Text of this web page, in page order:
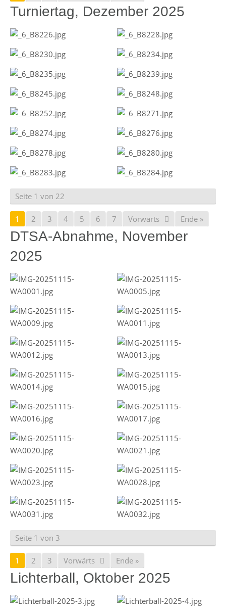
Turniertag, Dezember 2025
Seite 1 von 22
1 2 3 4 5 6 7 Vorwärts Ende »
DTSA-Abnahme, November
2025
Seite 1 von 3
1 2 3 Vorwärts Ende »
Lichterball, Oktober 2025